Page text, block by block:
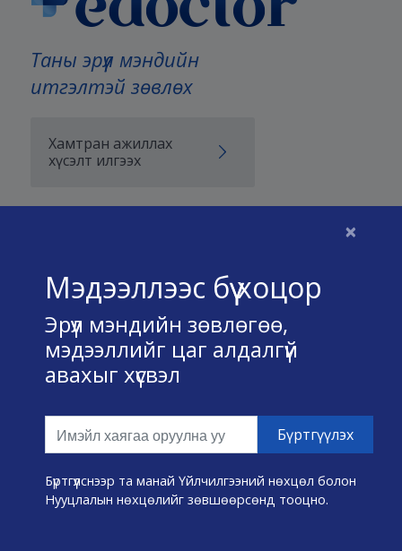
×
Мэдээллээс бүү хоцор
Эрүүл мэндийн зөвлөгөө,
мэдээллийг цаг алдалгүй
авахыг хүсвэл
Бүртгүүлснээр та манай Үйлчилгээний нөхцөл болон
Нууцлалын нөхцөлийг зөвшөөрсөнд тооцно.
Таны эрүүл мэндийн
итгэлтэй зөвлөх
Хамтран ажиллах
хүсэлт илгээх
Үйлчилгээний нөхцөл
Нууц хадгалах тухай
Холбоо барих
Өвчин А-Я
Эмнэлэг хайх
Эрүүл мэндийн хэрэгслүүд